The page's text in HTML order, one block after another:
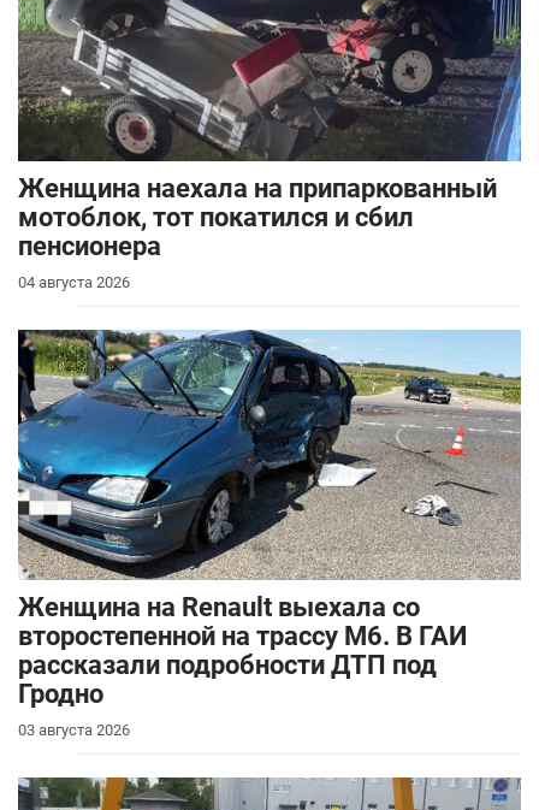
Женщина наехала на припаркованный
мотоблок, тот покатился и сбил
пенсионера
04 августа 2026
Женщина на Renault выехала со
второстепенной на трассу М6. В ГАИ
рассказали подробности ДТП под
Гродно
03 августа 2026